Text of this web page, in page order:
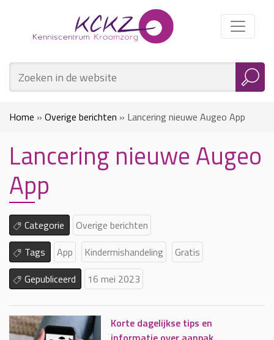
Home » Overige berichten » Lancering nieuwe Augeo App
Lancering nieuwe Augeo
App
Categorie
Overige berichten
Tags
App Kindermishandeling
Gratis
Gepubliceerd
16 mei 2023
Korte dagelijkse tips en